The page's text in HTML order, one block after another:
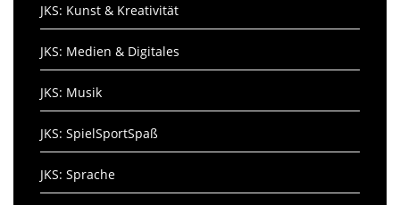
JKS: Kunst & Kreativität
JKS: Medien & Digitales
JKS: Musik
JKS: SpielSportSpaß
JKS: Sprache